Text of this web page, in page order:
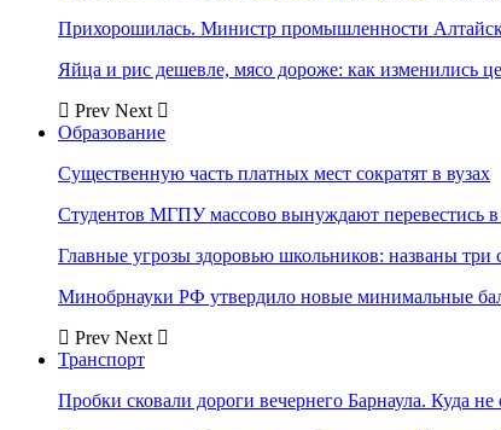
Прихорошилась. Министр промышленности
Яйца и рис дешевле, мясо дороже: как изменились
Prev Next
Образование
Существенную часть платных мест сократят в вузах
Студентов МГПУ массово вынуждают перевестись
Главные угрозы здоровью школьников: названы три
Минобрнауки РФ утвердило новые минимальные
Prev Next
Транспорт
Пробки сковали дороги вечернего Барнаула. Куда не